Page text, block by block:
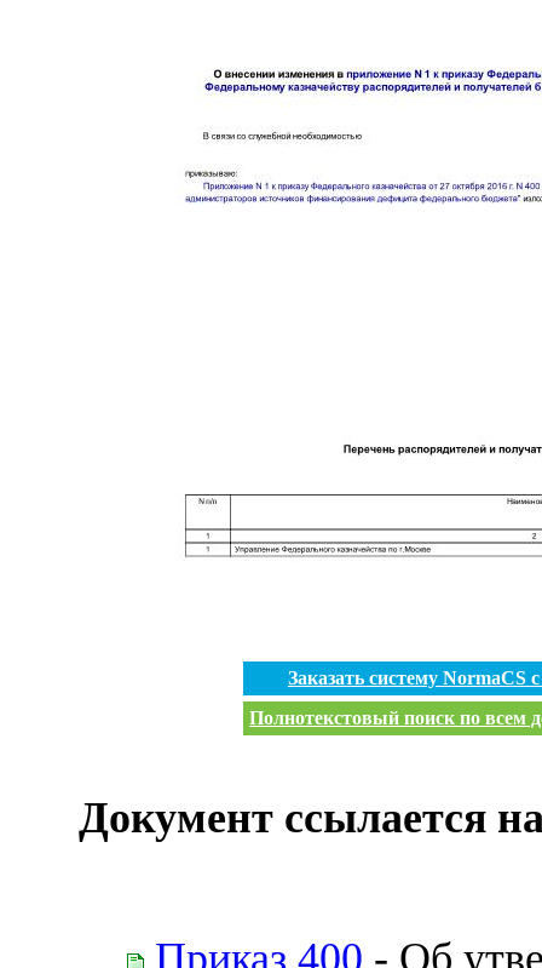
Заказать систему
Полнотекстовый поиск по всем
Документ ссылается
Приказ 400 - Об